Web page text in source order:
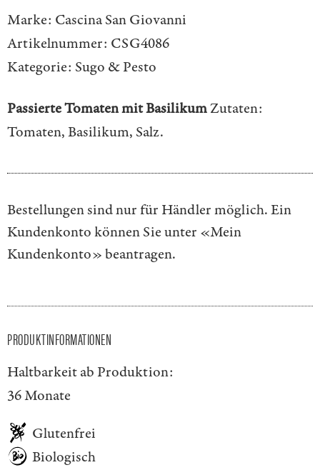
Marke: Cascina San Giovanni
Artikelnummer: CSG4086
Kategorie: Sugo & Pesto
Passierte Tomaten mit BasilikumZutaten:
Tomaten, Basilikum, Salz.
Bestellungen sind nur für Händler möglich. Ein
Kundenkonto können Sie unter «Mein
Kundenkonto»beantragen.
PRODUKTINFORMATIONEN
Haltbarkeit ab Produktion:
36 Monate
Glutenfrei
Biologisch